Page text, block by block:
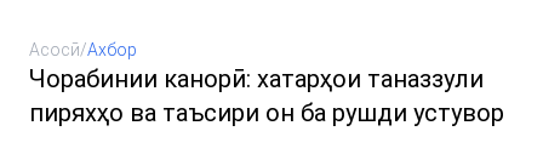
Асосӣ/Ахбор
Чорабинии канорӣ: хатарҳои таназзули
пиряхҳо ва таъсири он ба рушди устувор